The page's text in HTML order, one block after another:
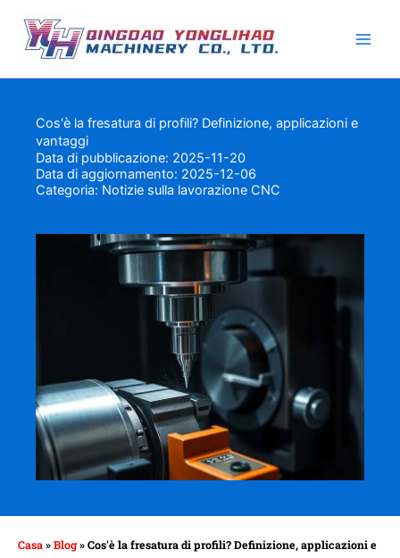
contenuto
Cos'è la fresatura di profili? Definizione, applicazioni e
vantaggi
Data di pubblicazione: 2025-11-20
Data di aggiornamento: 2025-12-06
Categoria: Notizie sulla lavorazione CNC
Casa »Blog»Cos'è la fresatura di profili? Definizione, applicazioni e